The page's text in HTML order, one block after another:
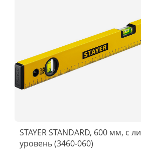
STAYER STANDARD, 600 мм, с
уровень (3460-060)